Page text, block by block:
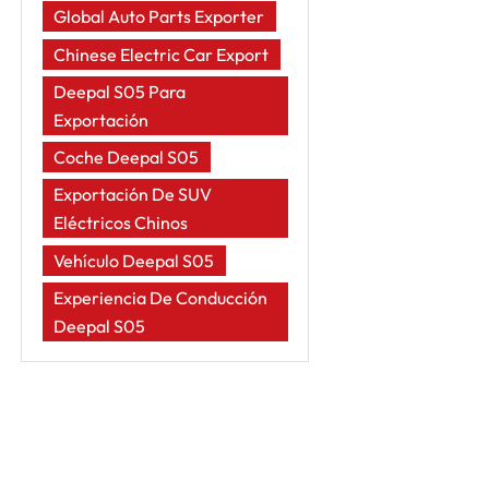
Global Auto Parts Exporter
Chinese Electric Car Export
Deepal S05 Para
Exportación
Coche Deepal S05
Exportación De SUV
Eléctricos Chinos
Vehículo Deepal S05
Experiencia De Conducción
Deepal S05